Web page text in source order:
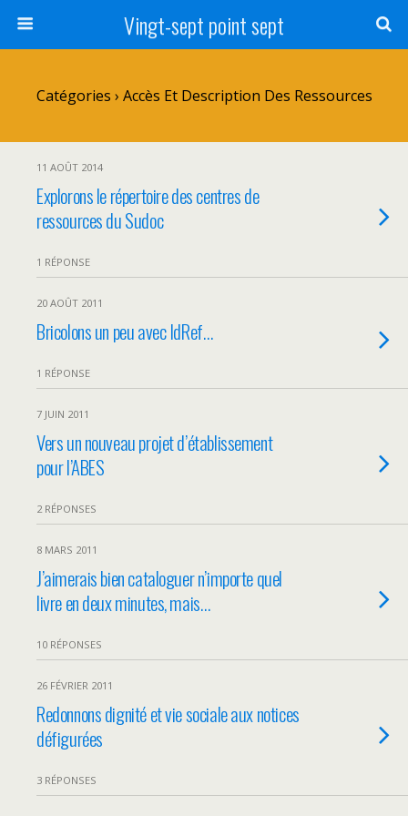
Vingt-sept point sept
Catégories › Accès Et Description Des Ressources
11 AOÛT 2014
Explorons le répertoire des centres de
ressources du Sudoc
1 RÉPONSE
20 AOÛT 2011
Bricolons un peu avec IdRef…
1 RÉPONSE
7 JUIN 2011
Vers un nouveau projet d’établissement
pour l’ABES
2 RÉPONSES
8 MARS 2011
J’aimerais bien cataloguer n’importe quel
livre en deux minutes, mais…
10 RÉPONSES
26 FÉVRIER 2011
Redonnons dignité et vie sociale aux notices
défigurées
3 RÉPONSES